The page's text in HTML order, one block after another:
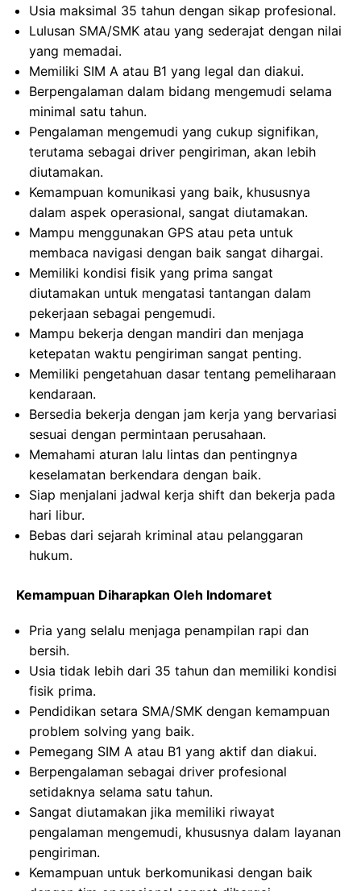
Usia maksimal 35 tahun dengan sikap profesional.
Lulusan SMA/SMK atau yang sederajat dengan nilai
yang memadai.
Memiliki SIM A atau B1 yang legal dan diakui.
Berpengalaman dalam bidang mengemudi selama
minimal satu tahun.
Pengalaman mengemudi yang cukup signifikan,
terutama sebagai driver pengiriman, akan lebih
diutamakan.
Kemampuan komunikasi yang baik, khususnya
dalam aspek operasional, sangat diutamakan.
Mampu menggunakan GPS atau peta untuk
membaca navigasi dengan baik sangat dihargai.
Memiliki kondisi fisik yang prima sangat
diutamakan untuk mengatasi tantangan dalam
pekerjaan sebagai pengemudi.
Mampu bekerja dengan mandiri dan menjaga
ketepatan waktu pengiriman sangat penting.
Memiliki pengetahuan dasar tentang pemeliharaan
kendaraan.
Bersedia bekerja dengan jam kerja yang bervariasi
sesuai dengan permintaan perusahaan.
Memahami aturan lalu lintas dan pentingnya
keselamatan berkendara dengan baik.
Siap menjalani jadwal kerja shift dan bekerja pada
hari libur.
Bebas dari sejarah kriminal atau pelanggaran
hukum.
Kemampuan Diharapkan Oleh Indomaret
Pria yang selalu menjaga penampilan rapi dan
bersih.
Usia tidak lebih dari 35 tahun dan memiliki kondisi
fisik prima.
Pendidikan setara SMA/SMK dengan kemampuan
problem solving yang baik.
Pemegang SIM A atau B1 yang aktif dan diakui.
Berpengalaman sebagai driver profesional
setidaknya selama satu tahun.
Sangat diutamakan jika memiliki riwayat
pengalaman mengemudi, khususnya dalam layanan
pengiriman.
Kemampuan untuk berkomunikasi dengan baik